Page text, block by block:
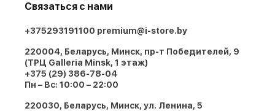
Связаться с нами
+375293191100 premium@i-store.by
220004, Беларусь, Минск, пр-т Победителей, 9
(ТРЦ Galleria Minsk, 1 этаж)
+375 (29) 386-78-04
Пн – Вс: 10:00 – 22:00
220030, Беларусь, Минск, ул. Ленина, 5